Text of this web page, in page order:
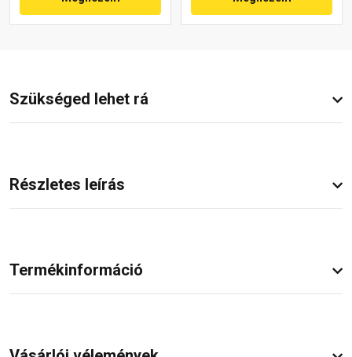
Szükséged lehet rá
Részletes leírás
Termékinformáció